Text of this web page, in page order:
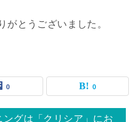
がとうございました。
0 0
グは「クリシア」にお